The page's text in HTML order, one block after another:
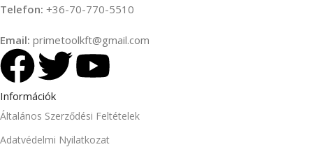
Telefon: +36-70-770-5510
Email: primetoolkft@gmail.com
Információk
Általános Szerződési Feltételek
Adatvédelmi Nyilatkozat